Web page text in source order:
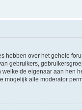
hebben over het gehele
gebruikers,
de eigenaar aan hen
mogelijk alle moderator